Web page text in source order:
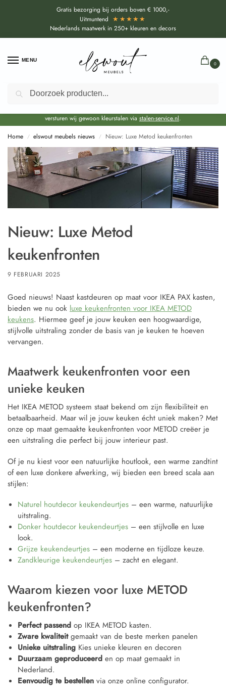
Gratis bezorging bij orders boven € 1000,-
Uitmuntend ★★★★★
Nederlands maatwerk in 250+ kleuren en decors
MENU
0
Door de bouwvakperiode geldt voor alle collecties momenteel een EXTRA
levertijd van circa 3-4 weken bovenop de reguliere levertijd.
versturen wij gewoon kleurstalen via stalen-service.nl.
Home / elswout meubels nieuws / Nieuw: Luxe Metod keukenfronten
Nieuw: Luxe Metod
keukenfronten
9 FEBRUARI 2025
Goed nieuws! Naast kastdeuren op maat voor IKEA PAX kasten,
bieden we nu ook luxe keukenfronten voor IKEA METOD
keukens. Hiermee geef je jouw keuken een hoogwaardige,
stijlvolle uitstraling zonder de basis van je keuken te hoeven
vervangen.
Maatwerk keukenfronten voor een
unieke keuken
Het IKEA METOD systeem staat bekend om zijn flexibiliteit en
betaalbaarheid. Maar wil je jouw keuken écht uniek maken? Met
onze op maat gemaakte keukenfronten voor METOD creëer je
een uitstraling die perfect bij jouw interieur past.
Of je nu kiest voor een natuurlijke houtlook, een warme zandtint
of een luxe donkere afwerking, wij bieden een breed scala aan
stijlen:
Naturel houtdecor keukendeurtjes – een warme, natuurlijke
uitstraling.
Donker houtdecor keukendeurtjes – een stijlvolle en luxe
look.
Grijze keukendeurtjes – een moderne en tijdloze keuze.
Zandkleurige keukendeurtjes – zacht en elegant.
Waarom kiezen voor luxe METOD
keukenfronten?
Perfect passend op IKEA METOD kasten.
Zware kwaliteitgemaakt van de beste merken panelen
Unieke uitstraling Kies unieke kleuren en decoren
Duurzaam geproduceerd en op maat gemaakt in
Nederland.
Eenvoudig te bestellen via onze online configurator.